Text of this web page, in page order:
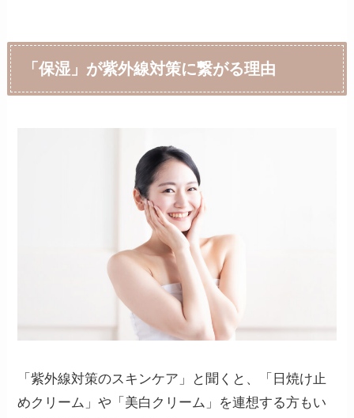
「保湿」が紫外線対策に繋がる理由
「紫外線対策のスキンケア」と聞くと、「日焼け止
めクリーム」や「美白クリーム」を連想する方もい